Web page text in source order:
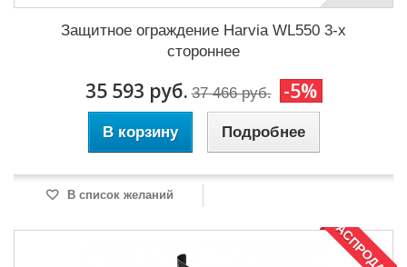
Защитное ограждение Harvia WL550 3-х
стороннее
35 593 руб. 37 466 руб. -5%
В корзину Подробнее
В список желаний